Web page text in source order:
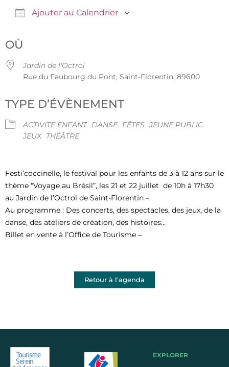
Ajouter au Calendrier
OÙ
Jardin de l'Octroi
Rue du Faubourg du Pont, Saint-Florentin, 89600
TYPE D’ÉVÈNEMENT
ACTIVITE ENFANT DANSE FÊTES JEUNE PUBLIC
JEUX THÉÂTRE
Festi’coccinelle, le festival pour les enfants de 3 à 12 ans sur le
thème “Voyage au Brésil”, les 21 et 22 juillet de 10h à 17h30
au Jardin de l’Octroi de Saint-Florentin –
Au programme : Des concerts, des spectacles, des jeux, de la
danse, des ateliers de création, des histoires…
Billet en vente à l’Office de Tourisme –
Retour à l'agenda
EXPLORER